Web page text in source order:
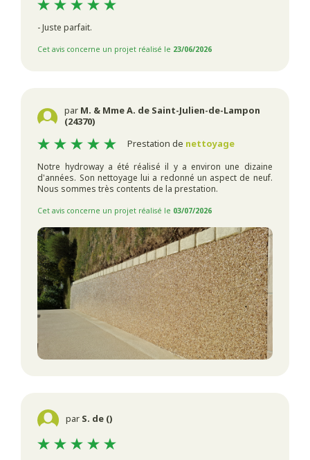
- Juste parfait.
Cet avis concerne un projet réalisé le 23/06/2026
par M. & Mme A. de Saint-Julien-de-Lampon
(24370)
Prestation de nettoyage
Notre hydroway a été réalisé il y a environ une dizaine
d'années. Son nettoyage lui a redonné un aspect de neuf.
Nous sommes très contents de la prestation.
Cet avis concerne un projet réalisé le 03/07/2026
par S. de ()